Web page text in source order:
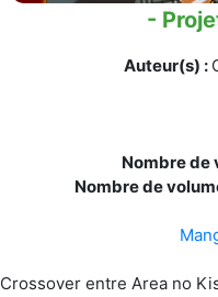
-
Auteur(s) :
Nombre de
Nombre de
Crossover entre Area no